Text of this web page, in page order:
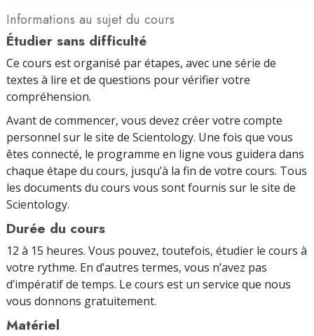
Informations au sujet du cours
Étudier sans difficulté
Ce cours est organisé par étapes, avec une série de
textes à lire et de questions pour vérifier votre
compréhension.
Avant de commencer, vous devez créer votre compte
personnel sur le site de Scientology. Une fois que vous
êtes connecté, le programme en ligne vous guidera dans
chaque étape du cours, jusqu’à la fin de votre cours. Tous
les documents du cours vous sont fournis sur le site de
Scientology.
Durée du cours
12 à 15 heures. Vous pouvez, toutefois, étudier le cours à
votre rythme. En d’autres termes, vous n’avez pas
d’impératif de temps. Le cours est un service que nous
vous donnons gratuitement.
Matériel